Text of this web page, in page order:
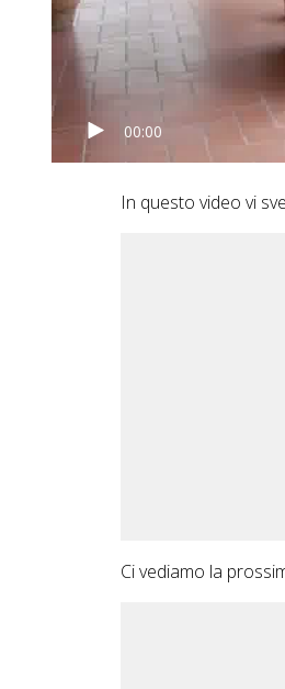
00:00
In questo video vi
Ci vediamo la